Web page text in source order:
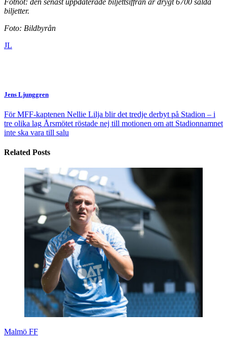
Fotnot: den senast uppdaterade biljettsiffran är drygt 6700 sålda
biljetter.
Foto: Bildbyrån
JL
Jens Ljunggren
För MFF-kaptenen Nellie Lilja blir det tredje derbyt på Stadion – i
tre olika lag Årsmötet röstade nej till motionen om att Stadionnamnet
inte ska vara till salu
Related Posts
Malmö FF